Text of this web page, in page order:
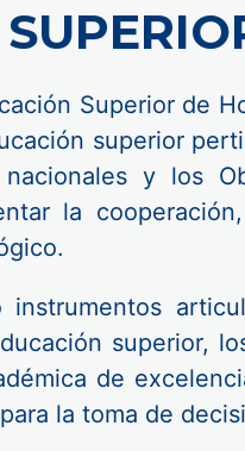
Superior de
superior
y los
la
instrumentos
superior,
de
la toma de